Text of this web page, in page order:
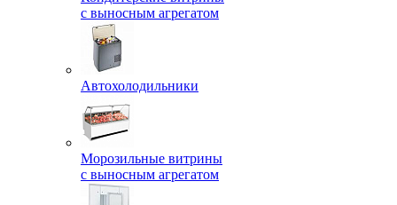
с выносным агрегатом
Автохолодильники
Морозильные витрины
с выносным агрегатом